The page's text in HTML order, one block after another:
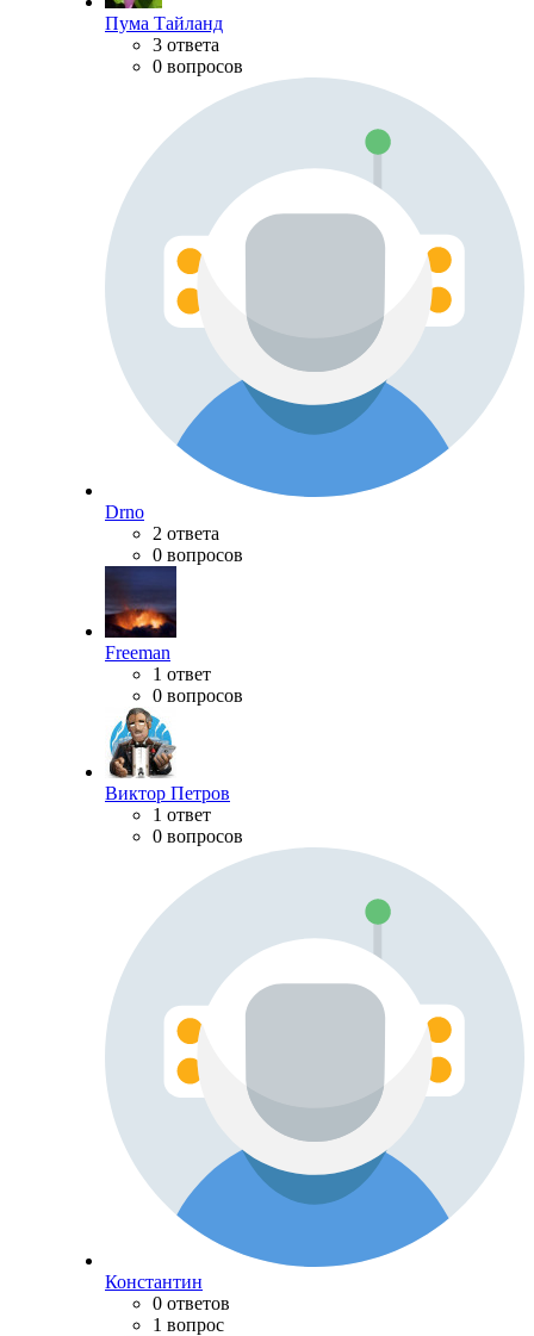
Пума Тайланд
3 ответа
0 вопросов
Drno
2 ответа
0 вопросов
Freeman
1 ответ
0 вопросов
Виктор Петров
1 ответ
0 вопросов
Константин
0 ответов
1 вопрос